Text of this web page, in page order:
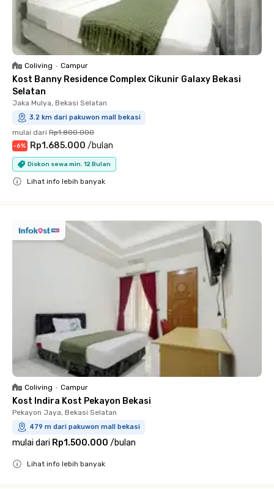
Coliving • Campur
Kost Banny Residence Complex Cikunir Galaxy Bekasi
Selatan
Jaka Mulya, Bekasi Selatan
3.2 km dari pakuwon mall bekasi
mulai dari Rp1.800.000
-6% Rp1.685.000 /bulan
Diskon sewa min. 12 Bulan
Lihat info lebih banyak
Coliving • Campur
Kost Indira Kost Pekayon Bekasi
Pekayon Jaya, Bekasi Selatan
479 m dari pakuwon mall bekasi
mulai dari Rp1.500.000 /bulan
Lihat info lebih banyak